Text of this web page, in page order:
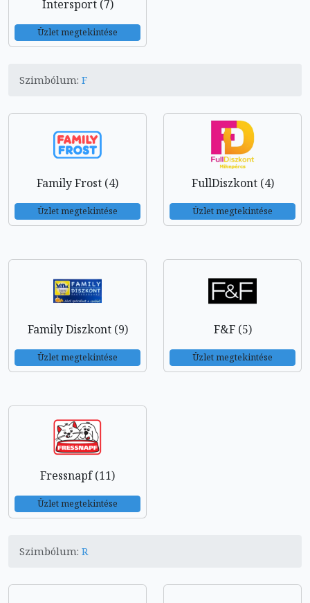
Intersport (7)
Üzlet megtekintése
Szimbólum: F
Family Frost (4)
Üzlet megtekintése
FullDiszkont (4)
Üzlet megtekintése
Family Diszkont (9)
Üzlet megtekintése
F&F (5)
Üzlet megtekintése
Fressnapf (11)
Üzlet megtekintése
Szimbólum: R